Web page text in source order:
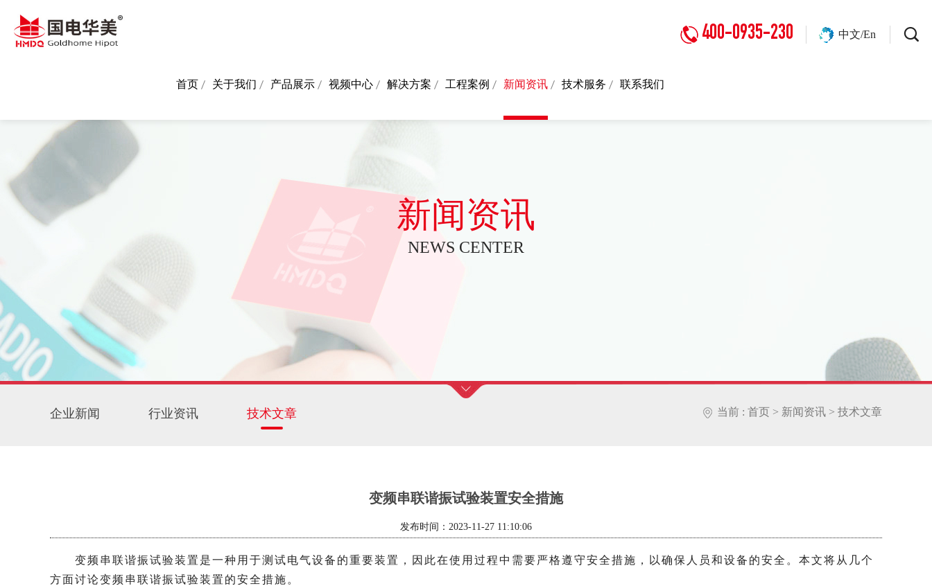
中文/En
400-0935-230
首页 关于我们 产品展示 视频中心 解决方案 工程案例 新闻资讯 技术服务 联系我们
新闻资讯
NEWS CENTER
企业新闻 行业资讯 技术文章 当前 : 首页 > 新闻资讯 > 技术文章
变频串联谐振试验装置安全措施
发布时间：2023-11-27 11:10:06
变频串联谐振试验装置是一种用于测试电气设备的重要装置，因此在使用过程中需要严格遵守安全措施，以确保人员和设备的安全。本文将从几个
方面讨论变频串联谐振试验装置的安全措施。